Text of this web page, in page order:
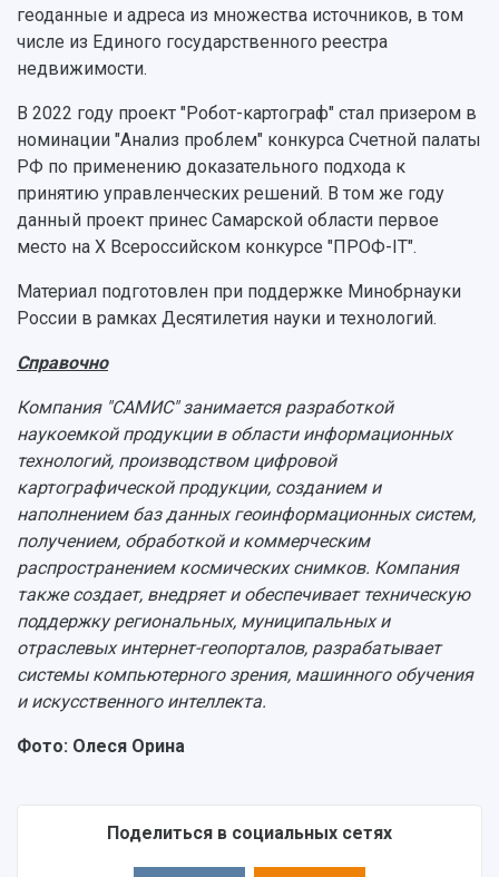
геоданные и адреса из множества источников, в том
числе из Единого государственного реестра
недвижимости.
В 2022 году проект "Робот-картограф" стал призером в
номинации "Анализ проблем" конкурса Счетной палаты
РФ по применению доказательного подхода к
принятию управленческих решений. В том же году
данный проект принес Самарской области первое
место на Х Всероссийском конкурсе "ПРОФ-IТ".
Материал подготовлен при поддержке Минобрнауки
России в рамках Десятилетия науки и технологий.
Справочно
Компания "САМИС" занимается разработкой
наукоемкой продукции в области информационных
технологий, производством цифровой
картографической продукции, созданием и
наполнением баз данных геоинформационных систем,
получением, обработкой и коммерческим
распространением космических снимков. Компания
также создает, внедряет и обеспечивает техническую
поддержку региональных, муниципальных и
отраслевых интернет-геопорталов, разрабатывает
системы компьютерного зрения, машинного обучения
и искусственного интеллекта.
Фото: Олеся Орина
Поделиться в социальных сетях